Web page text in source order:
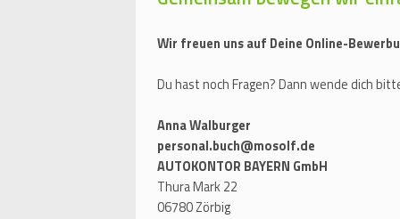
Wir freuen uns auf Deine Online-
Du hast noch Fragen? Dann wende dich
Anna Walburger
personal.buch@mosolf.de
AUTOKONTOR BAYERN GmbH
Thura Mark 22
06780 Zörbig